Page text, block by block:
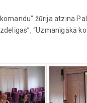
žūrija atzina
“Uzmanīgākā